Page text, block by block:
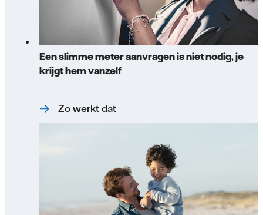
Een slimme meter aanvragen is niet nodig, je
krijgt hem vanzelf
Zo werkt dat